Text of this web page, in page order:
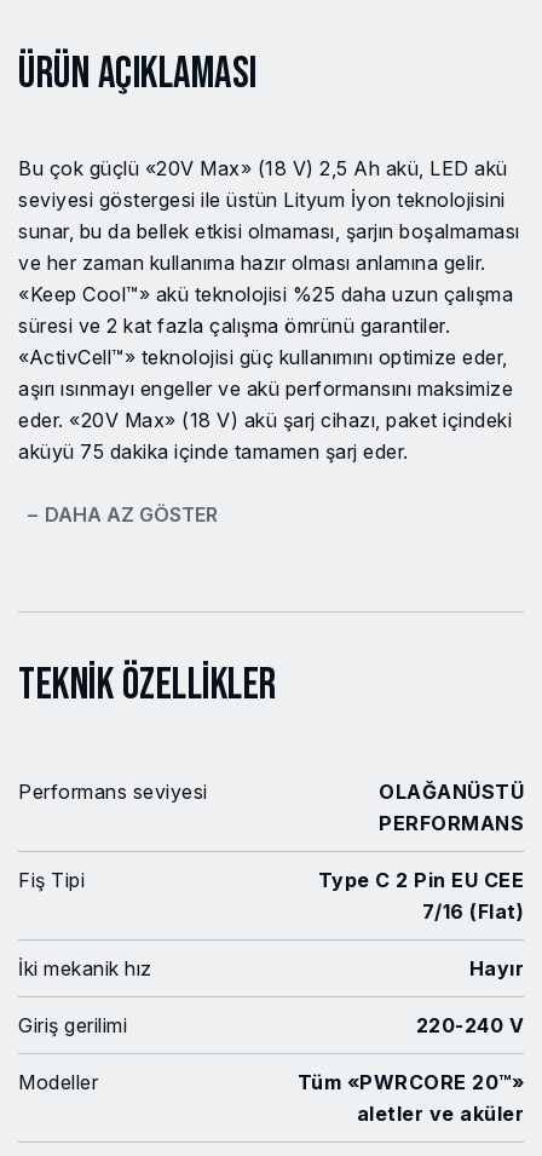
Ürün Açıklaması
Bu çok güçlü «20V Max» (18 V) 2,5 Ah akü, LED akü
seviyesi göstergesi ile üstün Lityum İyon teknolojisini
sunar, bu da bellek etkisi olmaması, şarjın boşalmaması
ve her zaman kullanıma hazır olması anlamına gelir.
«Keep Cool™» akü teknolojisi %25 daha uzun çalışma
süresi ve 2 kat fazla çalışma ömrünü garantiler.
«ActivCell™» teknolojisi güç kullanımını optimize eder,
aşırı ısınmayı engeller ve akü performansını maksimize
eder. «20V Max» (18 V) akü şarj cihazı, paket içindeki
aküyü 75 dakika içinde tamamen şarj eder.
− DAHA AZ GÖSTER
Teknik Özellikler
Performans seviyesi
OLAĞANÜSTÜ
PERFORMANS
Fiş Tipi
Type C 2 Pin EU CEE
7/16 (Flat)
İki mekanik hız Hayır
Giriş gerilimi 220-240 V
Modeller
Tüm «PWRCORE 20™»
aletler ve aküler